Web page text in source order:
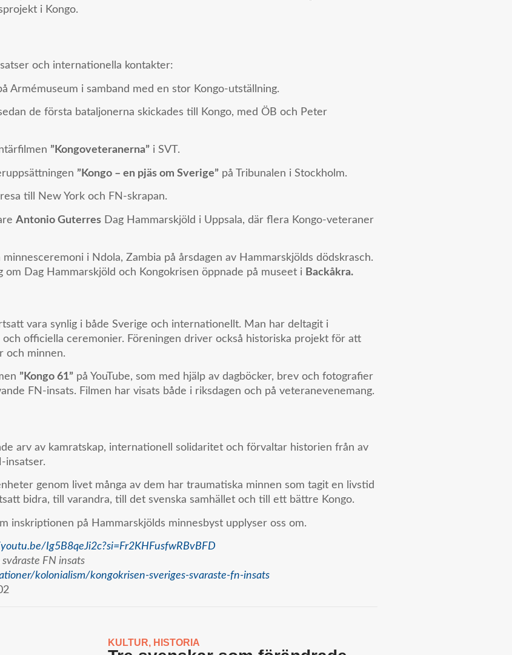
i Kongo.
och internationella kontakter:
Armémuseum i samband med en stor Kongo-utställning.
de första bataljonerna skickades till Kongo, med ÖB och Peter
”Kongoveteranerna” i SVT.
”Kongo – en pjäs om Sverige” på Tribunalen i Stockholm.
till New York och FN-skrapan.
Antonio Guterres Dag Hammarskjöld i Uppsala, där flera Kongo-veteraner
i Ndola, Zambia på årsdagen av Hammarskjölds dödskrasch.
Dag Hammarskjöld och Kongokrisen öppnade på museet i Backåkra.
vara synlig i både Sverige och internationellt. Man har deltagit i
officiella ceremonier. Föreningen driver också historiska projekt för att
och minnen.
”Kongo 61” på YouTube, som med hjälp av dagböcker, brev och fotografier
FN-insats. Filmen har visats både i riksdagen och på veteranevenemang.
arv av kamratskap, internationell solidaritet och förvaltar historien från av
insatser.
genom livet många av dem har traumatiska minnen som tagit en livstid
bidra, till varandra, till det svenska samhället och till ett bättre Kongo.
inskriptionen på Hammarskjölds minnesbyst upplyser oss om.
Ig5B8qeJi2c?si=Fr2KHFusfwRBvBFD
FN insats
kolonialism/kongokrisen-sveriges-svaraste-fn-insats
KULTUR, HISTORIA